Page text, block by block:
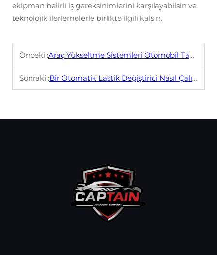
ekipman belirli iş gereksinimlerini karşılayabilsin ve
teknolojik ilerlemelerle birlikte ilgili kalsın.
Önceki :Araç Yükseltme Sistemleri Otomobil Tamirinde Güvenliği Nasıl Artırır?
Sonraki :Bir Otomatik Lastik Değiştirici Nasıl Çalışır?